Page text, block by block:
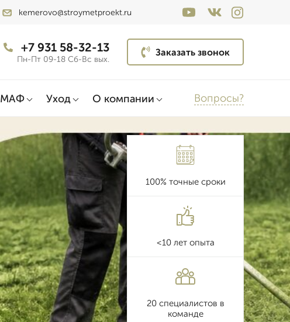
kemerovo@stroymetproekt.ru
+7 931 58-32-13
Пн-Пт 09-18 Сб-Вс вых.
Заказать звонок
МАФ Уход О компании Вопросы?
100% точные сроки
<10 лет опыта
20 специалистов в
команде